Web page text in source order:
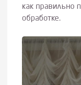
как правильно
обработке.